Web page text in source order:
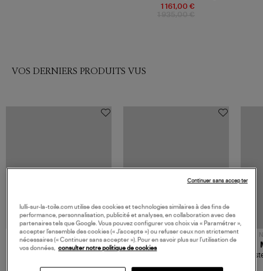
1 161,00 €
VOS DERNIERS PRODUITS VUS
480,00 €
JEROME DREYFUSS
NOUVELLE COLLECTION
189,00 €
TORAL
lulli-sur-la-toile.com utilise des cookies et technologies similaires à des fins de
performance, personnalisation, publicité et analyses, en collaboration avec des
partenaires tels que Google. Vous pouvez configurer vos choix via « Paramétrer »,
accepter l’ensemble des cookies (« J’accepte ») ou refuser ceux non strictement
nécessaires (« Continuer sans accepter »). Pour en savoir plus sur l’utilisation de
vos données, consulter notre politique de cookies
Continuer sans accepter